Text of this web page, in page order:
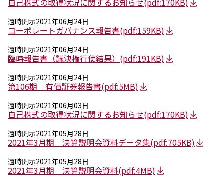
アスリート支援
各種対照表
サステナビリティサイトについて
採用情報
適時開示2021年06月24日
コーポレートガバナンス報告書(pdf:159KB)
適時開示2021年06月24日
臨時報告書（議決権行使結果） (pdf:191KB)
適時開示2021年06月24日
第106期 有価証券報告書(pdf:5MB)
適時開示2021年06月03日
自己株式の取得状況に関するお知らせ(pdf:170KB)
適時開示2021年05月28日
2021年3月期 決算説明会資料データ集(pdf:705KB)
適時開示2021年05月28日
2021年3月期 決算説明会資料(pdf:4MB)